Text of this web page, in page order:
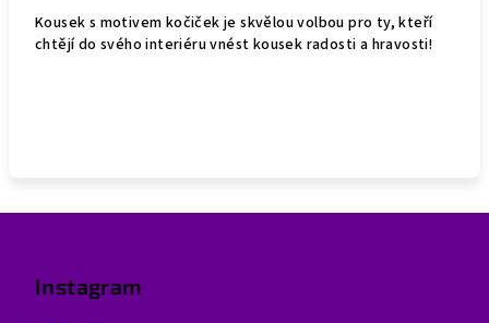
Kousek s motivem kočiček je skvělou volbou pro ty, kteří
chtějí do svého interiéru vnést kousek radosti a hravosti!
Instagram